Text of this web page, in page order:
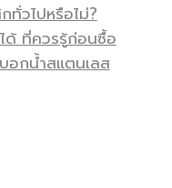
วไปหรือไม่?
ด้ ที่ควรรู้ก่อนซื้อ
อกน้ำสแตนเลส